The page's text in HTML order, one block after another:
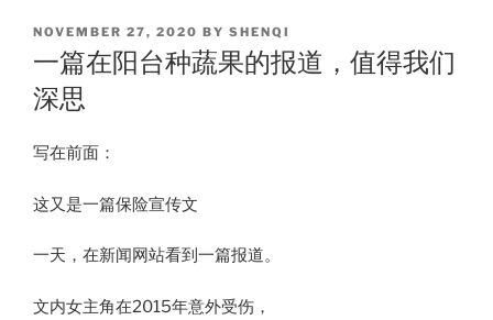
POSTED
NOVEMBER 27, 2020 BY SHENQI
一篇在阳台种蔬果的报道，值得我们
深思
写在​前面：
这又是一篇保险宣传文
一天，在新闻网站看到一篇报道。
文内女主角在2015年意外受伤，